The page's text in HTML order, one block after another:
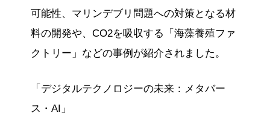
可能性、マリンデブリ問題への対策となる材
料の開発や、CO2を吸収する「海藻養殖ファ
クトリー」などの事例が紹介されました。
「デジタルテクノロジーの未来：メタバー
ス・AI」